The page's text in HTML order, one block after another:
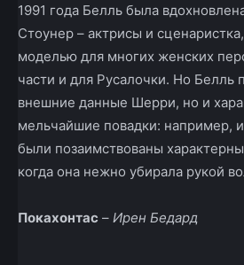
1991 года Белль была
Стоунер – актрисы и
моделью для многих женских
части и для Русалочки. Но Белль
внешние данные Шерри, но и
мельчайшие повадки: например,
были позаимствованы
когда она нежно убирала рукой
Покахонтас – Ирен Бедард